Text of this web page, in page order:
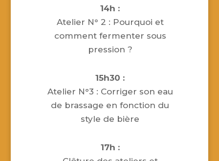
14h :
Atelier N° 2 : Pourquoi et
comment fermenter sous
pression ?
15h30 :
Atelier N°3 : Corriger son eau
de brassage en fonction du
style de bière
17h :